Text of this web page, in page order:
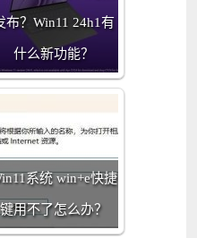
布？Win11 24h1有
什么新功能？
系统 win+e快捷
键用不了怎么办？